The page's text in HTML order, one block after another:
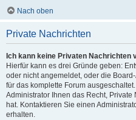
Nach oben
Private Nachrichten
Ich kann keine Privaten Nachrichten
Hierfür kann es drei Gründe geben:
oder nicht angemeldet, oder die
für das komplette Forum
Administrator Ihnen das Recht,
hat. Kontaktieren Sie einen
erhalten.